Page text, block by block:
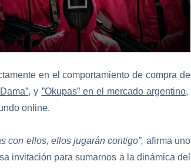
en el comportamiento de compra de
, y ”Okupas” en el mercado argentino,
online.
con ellos, ellos jugarán contigo”, afirma uno
invitación para sumarnos a la dinámica del